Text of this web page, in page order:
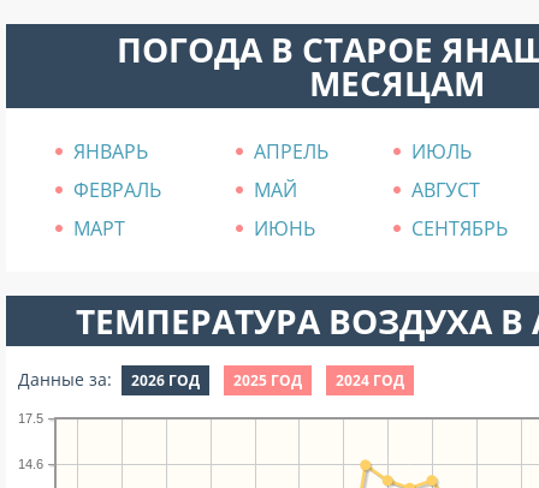
ПОГОДА В СТАРОЕ
МЕСЯЦАМ
ЯНВАРЬ АПРЕЛЬ
ИЮЛЬ
ФЕВРАЛЬ
МАЙ
АВГУСТ
МАРТ
ИЮНЬ СЕНТЯБРЬ
ТЕМПЕРАТУРА ВОЗДУХА В
Данные за: 2026 ГОД 2025 ГОД 2024 ГОД
14.6
17.5